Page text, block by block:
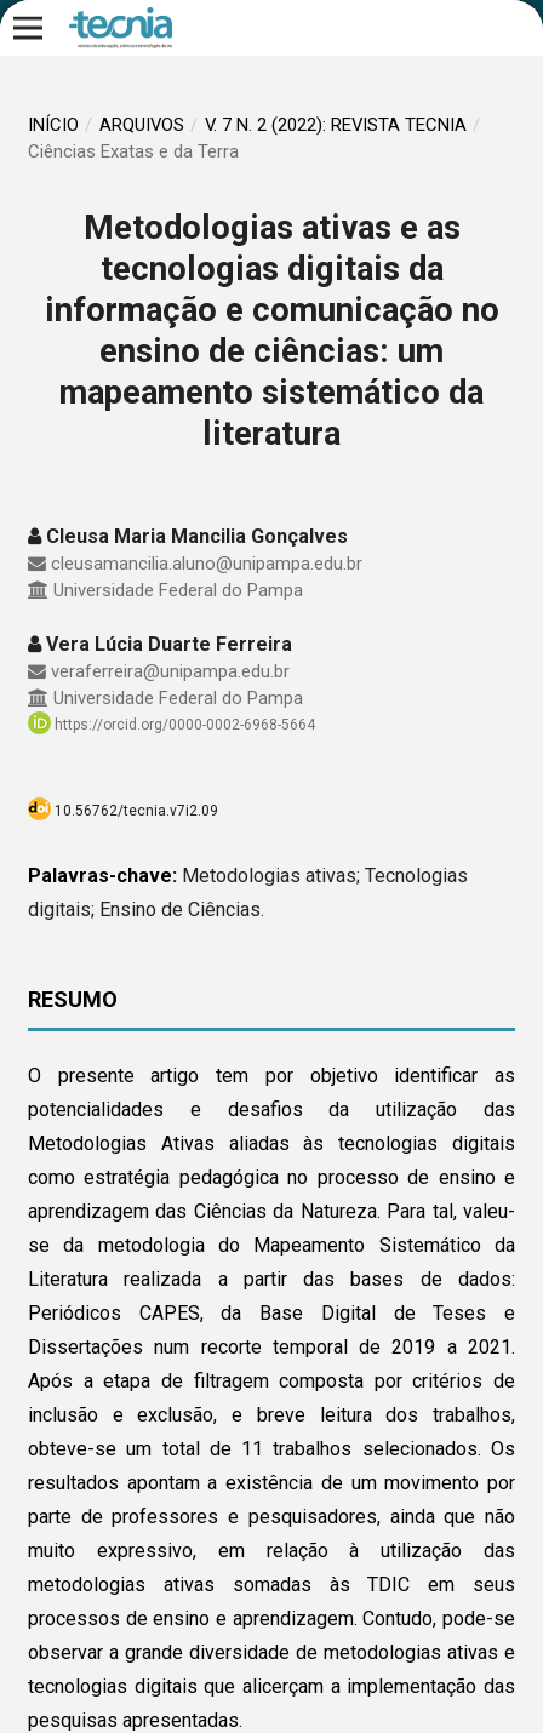
INÍCIO / ARQUIVOS / V. 7 N. 2 (2022): REVISTA TECNIA /
Ciências Exatas e da Terra
Metodologias ativas e as
tecnologias digitais da
informação e comunicação no
ensino de ciências: um
mapeamento sistemático da
literatura
Cleusa Maria Mancilia Gonçalves
cleusamancilia.aluno@unipampa.edu.br
Universidade Federal do Pampa
Vera Lúcia Duarte Ferreira
veraferreira@unipampa.edu.br
Universidade Federal do Pampa
https://orcid.org/0000-0002-6968-5664
10.56762/tecnia.v7i2.09
Palavras-chave: Metodologias ativas; Tecnologias
digitais; Ensino de Ciências.
RESUMO
O presente artigo tem por objetivo identificar as
potencialidades e desafios da utilização das
Metodologias Ativas aliadas às tecnologias digitais
como estratégia pedagógica no processo de ensino e
aprendizagem das Ciências da Natureza. Para tal, valeu-
se da metodologia do Mapeamento Sistemático da
Literatura realizada a partir das bases de dados:
Periódicos CAPES, da Base Digital de Teses e
Dissertações num recorte temporal de 2019 a 2021.
Após a etapa de filtragem composta por critérios de
inclusão e exclusão, e breve leitura dos trabalhos,
obteve-se um total de 11 trabalhos selecionados. Os
resultados apontam a existência de um movimento por
parte de professores e pesquisadores, ainda que não
muito expressivo, em relação à utilização das
metodologias ativas somadas às TDIC em seus
processos de ensino e aprendizagem. Contudo, pode-se
observar a grande diversidade de metodologias ativas e
tecnologias digitais que alicerçam a implementação das
pesquisas apresentadas.